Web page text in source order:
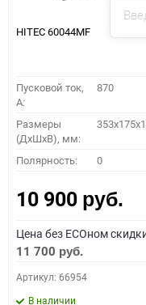
HITEC 60044MF
Пусковой ток,
A:
870
Размеры
(ДхШхВ), мм:
Полярность: 0
10 900 руб.
Цена без ECOном
11 700 руб.
Артикул: 66954
В наличии